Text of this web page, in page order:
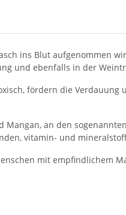
ins Blut aufgenommen
und ebenfalls in der
fördern die
Mangan, an den
vitamin- und
mit empfindlichem